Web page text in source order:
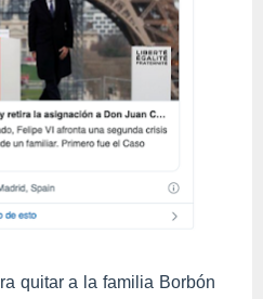
quitar a la familia Borbón